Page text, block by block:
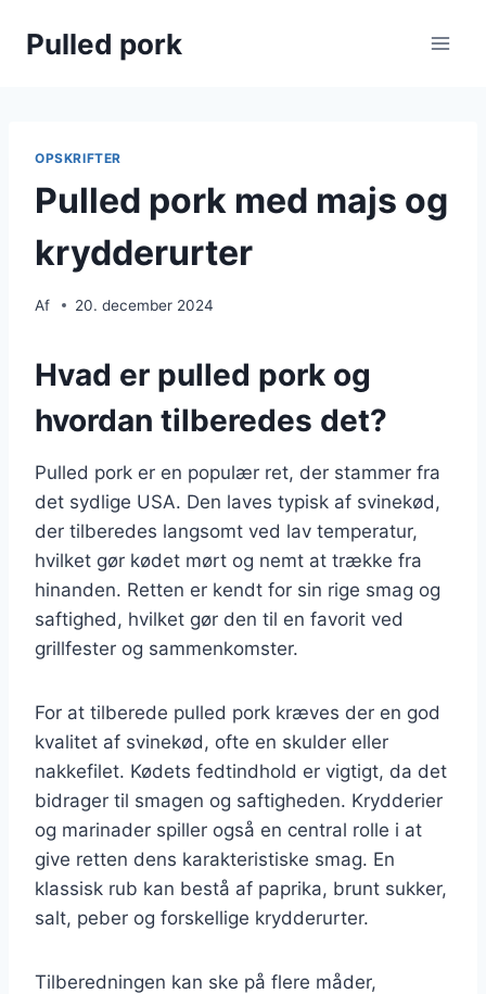
Pulled pork
OPSKRIFTER
Pulled pork med majs og
krydderurter
Af 20. december 2024
Hvad er pulled pork og
hvordan tilberedes det?
Pulled pork er en populær ret, der stammer fra
det sydlige USA. Den laves typisk af svinekød,
der tilberedes langsomt ved lav temperatur,
hvilket gør kødet mørt og nemt at trække fra
hinanden. Retten er kendt for sin rige smag og
saftighed, hvilket gør den til en favorit ved
grillfester og sammenkomster.
For at tilberede pulled pork kræves der en god
kvalitet af svinekød, ofte en skulder eller
nakkefilet. Kødets fedtindhold er vigtigt, da det
bidrager til smagen og saftigheden. Krydderier
og marinader spiller også en central rolle i at
give retten dens karakteristiske smag. En
klassisk rub kan bestå af paprika, brunt sukker,
salt, peber og forskellige krydderurter.
Tilberedningen kan ske på flere måder,